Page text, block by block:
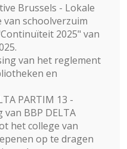
Brussels - Lokale
schoolverzuim
2025" van
van het reglement
en
PARTIM 13 -
BBP DELTA
het college van
op te dragen